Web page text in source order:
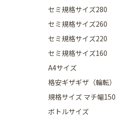
セミ規格サイズ280
セミ規格サイズ260
セミ規格サイズ220
セミ規格サイズ160
A4サイズ
格安ギザギザ（輪転）
規格サイズ マチ幅150
ボトルサイズ